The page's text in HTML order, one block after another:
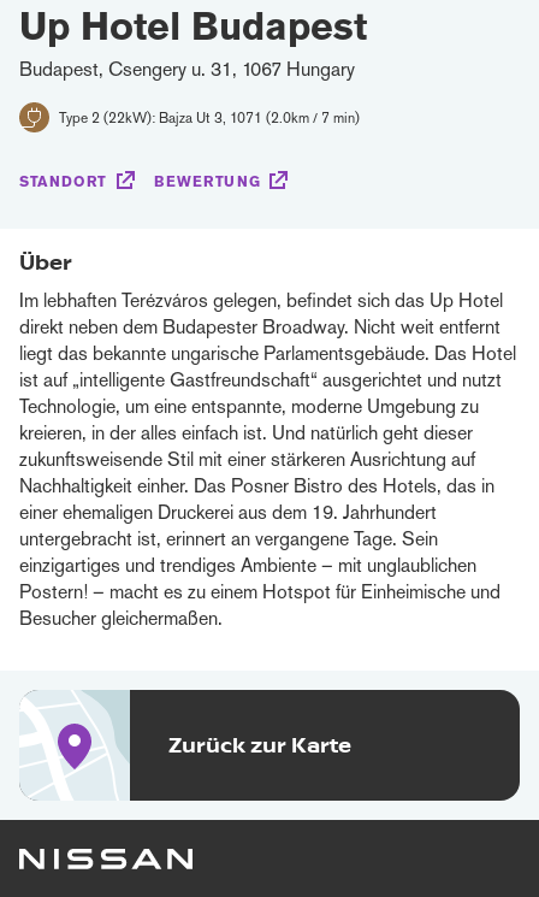
Up Hotel Budapest
Budapest, Csengery u. 31, 1067 Hungary
Type 2 (22kW): Bajza Ut 3, 1071 (2.0km / 7 min)
STANDORT BEWERTUNG
Über
Im lebhaften Terézváros gelegen, befindet sich das Up Hotel
direkt neben dem Budapester Broadway. Nicht weit entfernt
liegt das bekannte ungarische Parlamentsgebäude. Das Hotel
ist auf „intelligente Gastfreundschaft“ ausgerichtet und nutzt
Technologie, um eine entspannte, moderne Umgebung zu
kreieren, in der alles einfach ist. Und natürlich geht dieser
zukunftsweisende Stil mit einer stärkeren Ausrichtung auf
Nachhaltigkeit einher. Das Posner Bistro des Hotels, das in
einer ehemaligen Druckerei aus dem 19. Jahrhundert
untergebracht ist, erinnert an vergangene Tage. Sein
einzigartiges und trendiges Ambiente – mit unglaublichen
Postern! – macht es zu einem Hotspot für Einheimische und
Besucher gleichermaßen.
Zurück zur Karte